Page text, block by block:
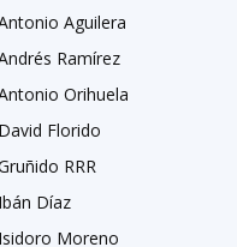
Aguilera
Ramírez
Orihuela
Florido
RRR
Díaz
Moreno